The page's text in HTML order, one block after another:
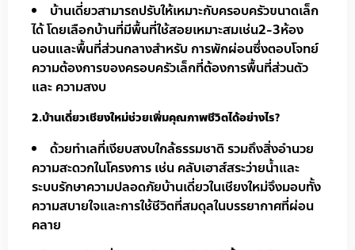
บ้านเดี่ยวสามารถปรับให้เหมาะกับครอบครัวขนาดเล็ก
ได้ โดยเลือกบ้านที่มีพื้นที่ใช้สอยเหมาะสมเช่น2-3ห้อง
นอนและพื้นที่ส่วนกลางสำหรับ การพักผ่อนซึ่งตอบโจทย์
ความต้องการของครอบครัวเล็กที่ต้องการพื้นที่ส่วนตัว
และ ความสงบ
2.บ้านเดี่ยวเชียงใหม่ช่วยเพิ่มคุณภาพชีวิตได้อย่างไร?
ด้วยทำเลที่เงียบสงบใกล้ธรรมชาติ รวมถึงสิ่งอำนวย
ความสะดวกในโครงการ เช่น คลับเฮาส์สระว่ายน้ำและ
ระบบรักษาความปลอดภัยบ้านเดี่ยวในเชียงใหม่จึงมอบทั้ง
ความสบายใจและการใช้ชีวิตที่สมดุลในบรรยากาศที่ผ่อน
คลาย